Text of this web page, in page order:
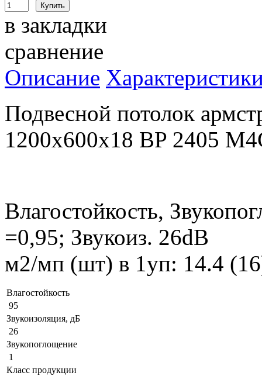
в закладки
сравнение
Описание
Подвесной потолок
1200x600x18 BP 2405
Влагостойкость,
=0,95; Звукоиз. 26dB
м2/мп (шт) в 1уп: 14.4
Влагостойкость
95
Звукоизоляция, дБ
26
Звукопоглощение
1
Класс продукции